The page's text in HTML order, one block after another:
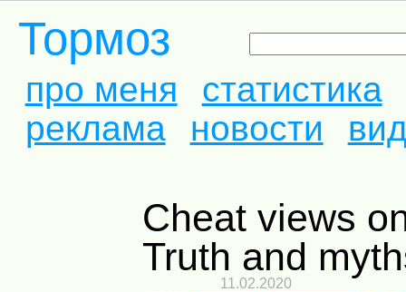
Тормоз
про меня
статистика
реклама
новости
Cheat views on YouTube.
Truth and
11.02.2020